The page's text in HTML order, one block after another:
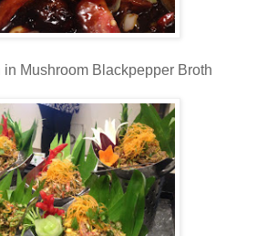
Mushroom Blackpepper Broth